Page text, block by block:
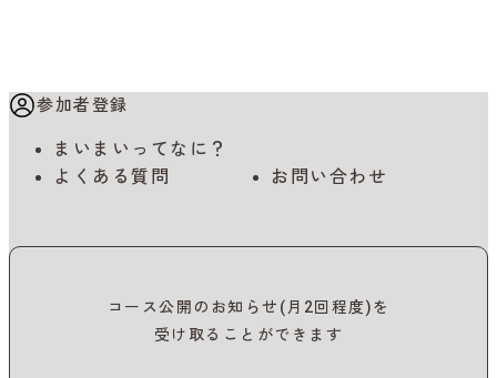
参加者登録
まいまいってなに？
よくある質問
お問い合わせ
コース公開のお知らせ(月2回程度)を
受け取ることができます